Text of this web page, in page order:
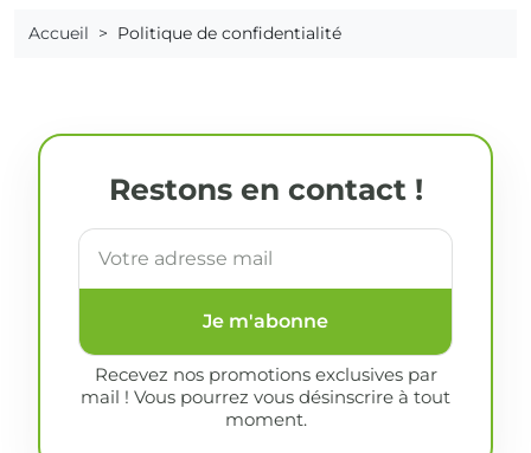
Accueil Politique de confidentialité
Restons en contact !
Je m'abonne
Recevez nos promotions exclusives par
mail ! Vous pourrez vous désinscrire à tout
moment.